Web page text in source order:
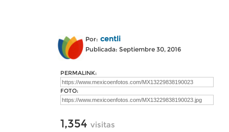
Por: centli
Publicada: Septiembre 30, 2016
PERMALINK:
FOTO:
1,354 visitas